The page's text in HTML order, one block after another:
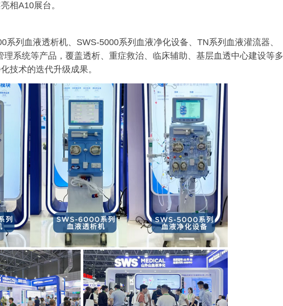
相A10展台。
系列血液透析机、SWS-5000系列血液净化设备、TN系列血液灌流器、
系统等产品，覆盖透析、重症救治、临床辅助、基层血透中心建设等多
技术的迭代升级成果。